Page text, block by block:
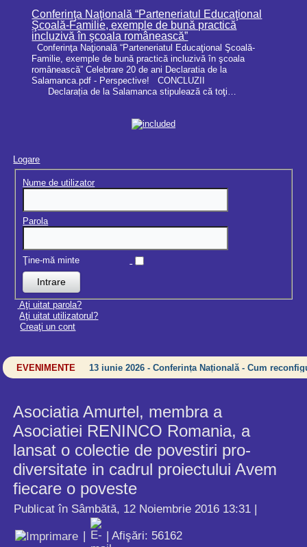
Conferinţa Naţională “Parteneriatul Educaţional
Şcoală-Familie, exemple de bună practică
incluzivă în şcoala românească”
Conferinţa Naţională “Parteneriatul Educaţional Şcoală-
Familie, exemple de bună practică incluzivă în şcoala
românească” Celebrare 20 de ani Declaratia de la
Salamanca.pdf - Perspective! CONCLUZII
Declarația de la Salamanca stipulează că toţi…
Logare
Nume de utilizator
Parola
Ţine-mă minte
Aţi uitat parola?
Aţi uitat utilizatorul?
Creaţi un cont
EVENIMENTE 13 iunie 2026 - Conferința Națională - Cum
Asociatia Amurtel, membra a
Asociatiei RENINCO Romania, a
lansat o colectie de povestiri pro-
diversitate in cadrul proiectului Avem
fiecare o poveste
Publicat în Sâmbătă, 12 Noiembrie 2016 13:31 |
| Afişări: 56162